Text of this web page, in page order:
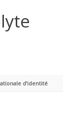
d’identité